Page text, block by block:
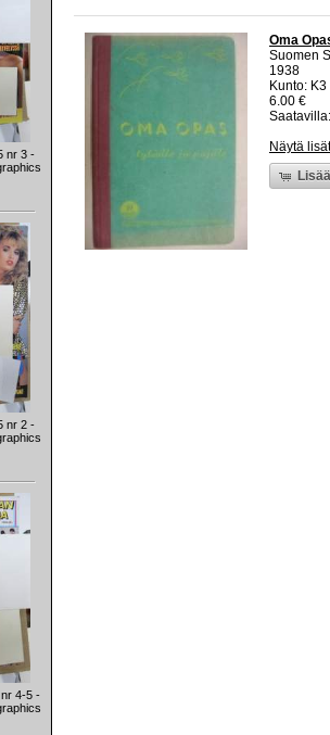
nr 3 -
nr 2 -
nr 4-5 -
Oma
Suomen
1938
Kunto:
6.00 €
Näytä